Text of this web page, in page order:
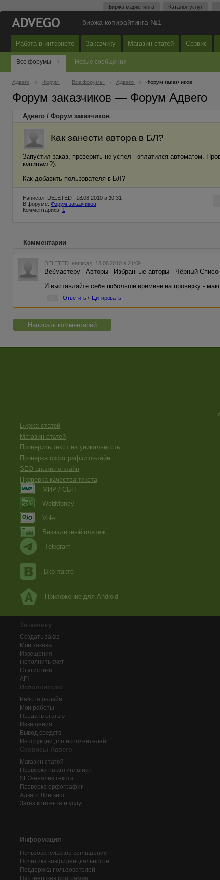
Биржа маркетинга Каталог услуг
— биржа копирайтинга №1
Работа в интернете Заказчику Магазин статей Сервис
Все форумы Новые сообщения
Адвего Форум Все форумы Адвего Форум заказчиков
Форум заказчиков — Форум Адвего
Адвего / Форум заказчиков
Как занести автора в БЛ?
Запустил заказ, проверить не успел - оплатился автоматом.
копипаст?).
Как добавить пользователя в БЛ?
Написал: DELETED , 18.08.2010 в 20:31
В форуме: Форум заказчиков
Комментариев: 1
Комментарии
DELETED написал 18.08.2010 в 21:09
Вебмастеру - Авторы - Избранные авторы - Чёрный
И выставляйте себе побольше времени на проверку -
Ответить / Цитировать
Написать комментарий
Биржа статей
Магазин статей
Проверить текст на уникальность
Проверка орфографии онлайн
SEO анализ онлайн
Проверка качества текста
МИР / СБП
WebMoney
Volet
Безналичный платеж
Telegram
Вконтакте
Приложение для Android
Заказчику
Создать заказ
Мои заказы
Извещения
Пополнить счёт
Статистика
API
Исполнителю
Работа онлайн
Мои работы
Продать статью
Извещения
Вывод средств
Инструкции для исполнителей
Сервисы Адвего
Магазин статей
Проверка на антиплагиат
SEO-анализ текста
Проверка орфографии
Адвего Лингвист
Заказ контента и услуг
Информация
Пользовательское соглашение
Политика конфиденциальности
Поддержка пользователей
Партнерская программа